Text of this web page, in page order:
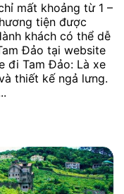
mất khoảng từ 1 –
tiện được
khách có thể dễ
Đảo tại website
đi Tam Đảo: Là xe
thiết kế ngả lưng.